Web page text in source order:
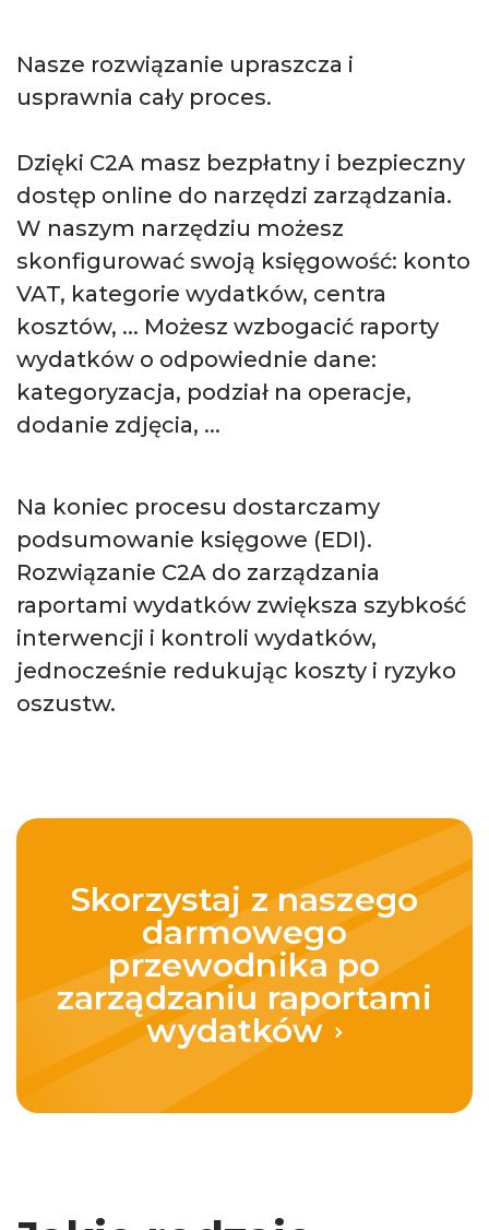
Nasze rozwiązanie upraszcza i
usprawnia cały proces.
Dzięki C2A masz bezpłatny i bezpieczny
dostęp online do narzędzi zarządzania.
W naszym narzędziu możesz
skonfigurować swoją księgowość: konto
VAT, kategorie wydatków, centra
kosztów, ... Możesz wzbogacić raporty
wydatków o odpowiednie dane:
kategoryzacja, podział na operacje,
dodanie zdjęcia, ...
Na koniec procesu dostarczamy
podsumowanie księgowe (EDI).
Rozwiązanie C2A do zarządzania
raportami wydatków zwiększa szybkość
interwencji i kontroli wydatków,
jednocześnie redukując koszty i ryzyko
oszustw.
Skorzystaj z naszego
darmowego
przewodnika po
zarządzaniu raportami
wydatków